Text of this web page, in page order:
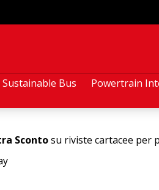
Sustainable Bus Powertrain
Scontosu riviste cartacee per